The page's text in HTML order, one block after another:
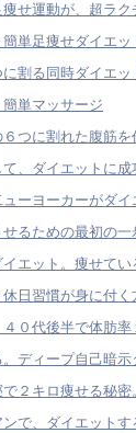
せ運動が、超ラク
単足痩せダイエッ
割る同時ダイエッ
単マッサージ
つに割れた腹筋を
、ダイエットに成
ーヨーカーがダ
るための最初の一
エット。痩せて
日習慣が身に付く
０代後半で体肪率
ディープ自己暗示
２キロ痩せる秘密
で、ダイエットす